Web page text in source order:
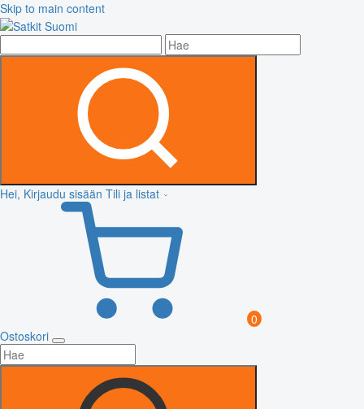
Skip to main content
Hei, Kirjaudu sisään Tili ja listat
0
Ostoskori